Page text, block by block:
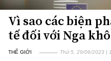
Vì sao các biện
tế đối với Nga
THẾ GIỚI Thứ 5, 29/06/2023 |